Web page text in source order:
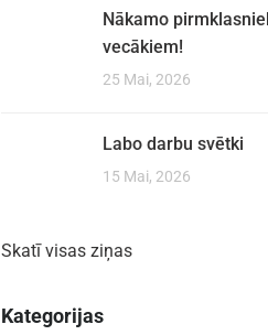
Nākamo
vecākiem!
25 Mai, 2026
Labo darbu svētki
15 Mai, 2026
Skatī visas ziņas
Kategorijas